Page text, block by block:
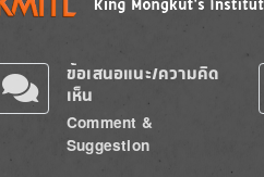
ข้อเสนอแนะ/ความคิด
เห็น
Comment &
Suggestion